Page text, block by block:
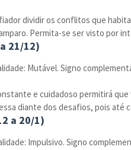
dividir os conflitos que
Permita-se ser visto por
21/12)
Mutável. Signo
e cuidadoso permitirá que
diante dos desafios, pois até
a 20/1)
Impulsivo. Signo